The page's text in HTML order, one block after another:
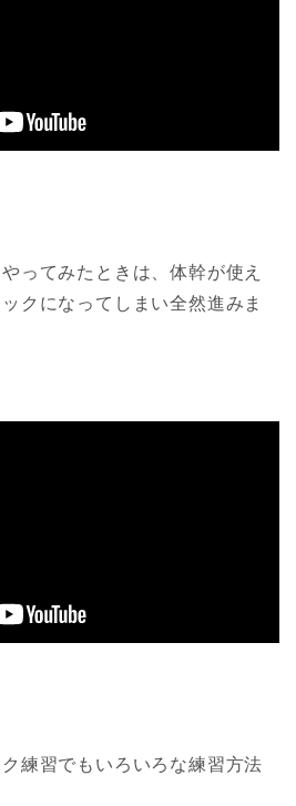
ってみたときは、体幹が使え
クになってしまい全然進みま
練習でもいろいろな練習方法